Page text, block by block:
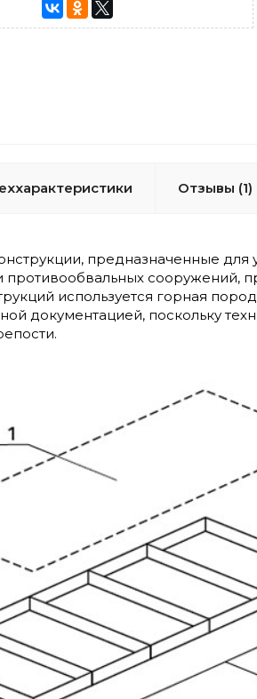
Отзывы (1)
предназначенные
противообвальных сооружений,
используется горная
документацией, поскольку